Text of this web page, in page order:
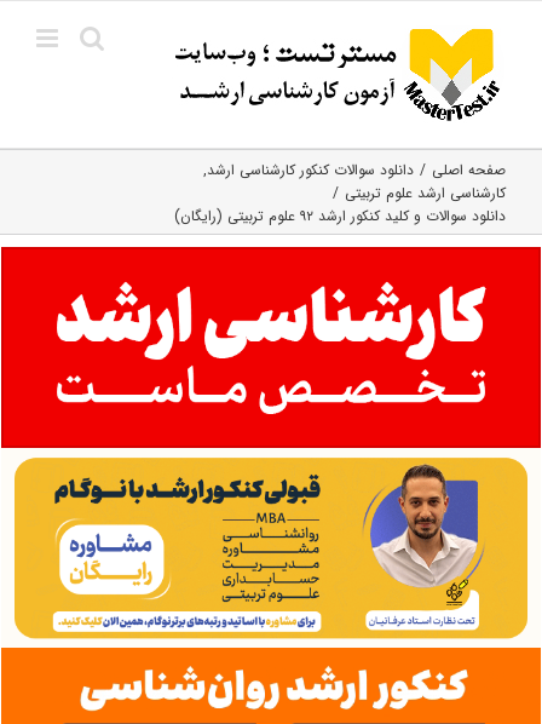
content
صفحه اصلی
دانلود سوالات کنکور کارشناسی ارشد
کارشناسی ارشد علوم تربیتی
دانلود سوالات و کلید کنکور ارشد ۹۲ علوم تربیتی (رایگان)